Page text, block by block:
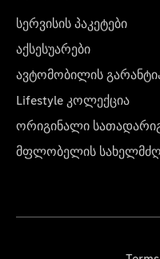
სერვისის პაკეტები
აქსესუარები
ავტომობილის
Lifestyle კოლექცია
ორიგინალი
მფლობელის